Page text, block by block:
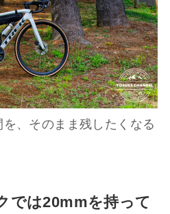
、そのまま残したくなる
では20mmを持って